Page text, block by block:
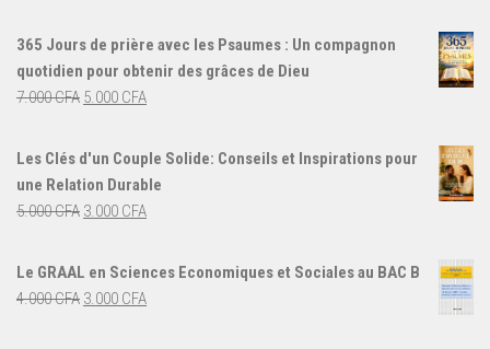
365 Jours de prière avec les Psaumes : Un compagnon
quotidien pour obtenir des grâces de Dieu
7.000CFA Le
initial
était :
7.000 CFA.
5.000 CFALe
actuel
est :
Les Clés d'un Couple Solide: Conseils et Inspirations pour
une Relation Durable
5.000CFA Le
initial
était :
3.000 CFALe
actuel
Le GRAAL en Sciences Economiques et Sociales au BAC B
4.000CFA Le
3.000 CFALe